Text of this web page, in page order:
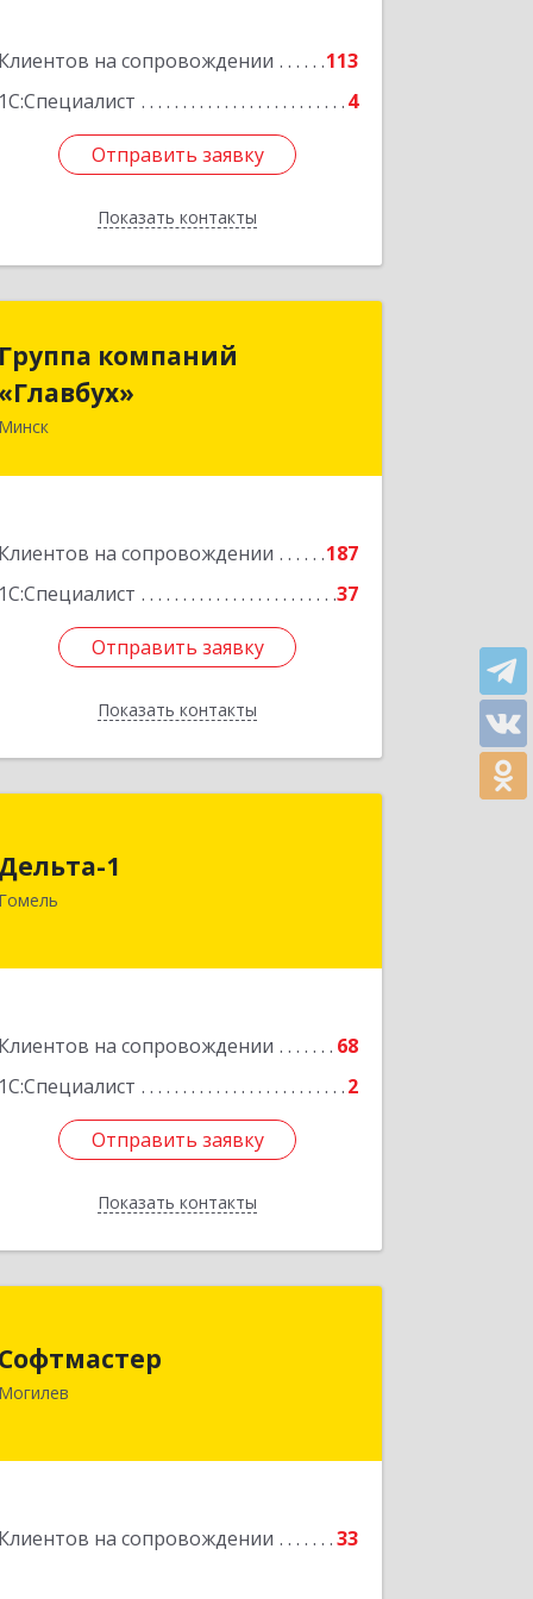
Клиентов на сопровождении
113
1С:Специалист
4
Отправить заявку
Показать контакты
Отправить заявку
Назад
Группа компаний
«Главбух»
Минск
Клиентов на сопровождении
187
1С:Специалист
37
Отправить заявку
Показать контакты
Группа компаний
«Главбух»
220073, г.Минск, ул.Скрыганова, д.6
Отправить заявку
Назад
Дельта-1
Гомель
Клиентов на сопровождении
68
1С:Специалист
2
Отправить заявку
Показать контакты
246031, г. Гомель, ул. Рощинская, 2, 1
Подробнее
Отправить заявку
Назад
Софтмастер
Могилев
Клиентов на сопровождении 33
212017, Республика Беларусь,
г.Могилев, ул. Народного Ополчения,